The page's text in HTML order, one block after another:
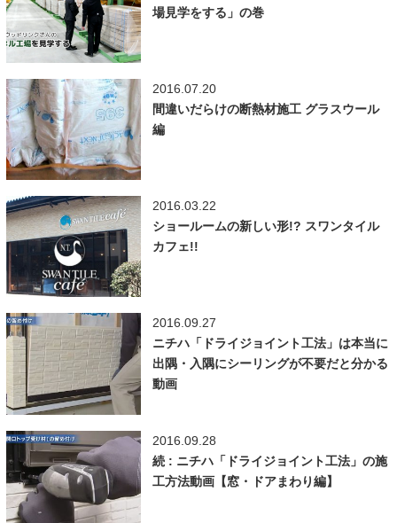
場見学をする」の巻
2016.07.20
間違いだらけの断熱材施工 グラスウール
編
2016.03.22
ショールームの新しい形!? スワンタイル
カフェ!!
2016.09.27
ニチハ「ドライジョイント工法」は本当に
出隅・入隅にシーリングが不要だと分かる
動画
2016.09.28
続 : ニチハ「ドライジョイント工法」の施
工方法動画【窓・ドアまわり編】